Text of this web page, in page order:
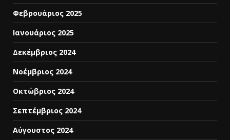
Φεβρουάριος 2025
Ιανουάριος 2025
Δεκέμβριος 2024
Νοέμβριος 2024
Οκτώβριος 2024
Σεπτέμβριος 2024
Αύγουστος 2024